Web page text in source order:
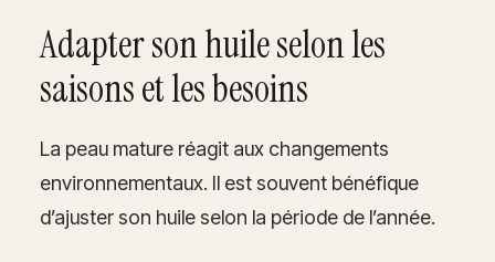
Adapter son huile selon les
saisons et les besoins
La peau mature réagit aux changements
environnementaux. Il est souvent bénéfique
d’ajuster son huile selon la période de l’année.